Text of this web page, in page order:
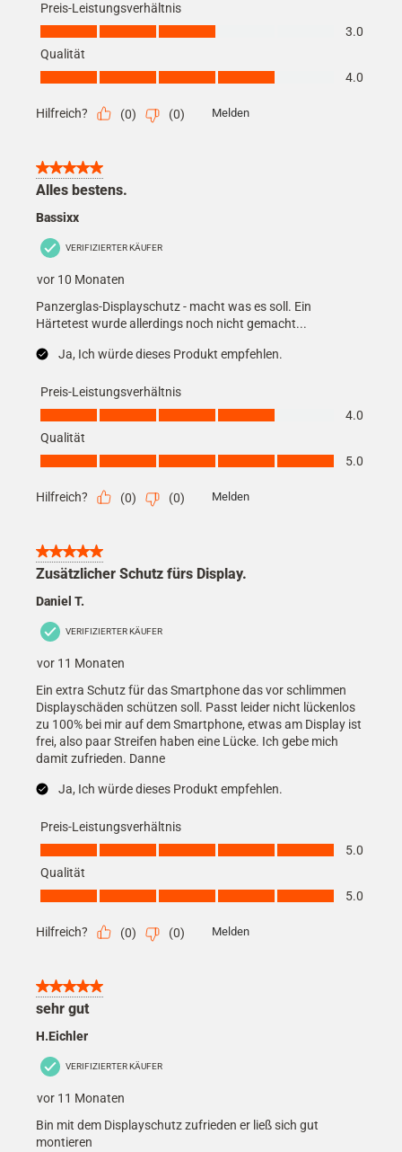
Preis-Leistungsverhältnis
Preis-Leistungsverhältnis, 3.0 von 5
3.0
Qualität
Qualität, 4.0 von 5
4.0
Hilfreich? (0) (0) Melden
5 von 5 Sternen.
Alles bestens.
Bassixx
VERIFIZIERTER KÄUFER
vor 10 Monaten
Panzerglas-Displayschutz - macht was es soll. Ein
Härtetest wurde allerdings noch nicht gemacht...
Ja, Ich würde dieses Produkt empfehlen.
Preis-Leistungsverhältnis
Preis-Leistungsverhältnis, 4.0 von 5
4.0
Qualität
Qualität, 5.0 von 5
5.0
Hilfreich? (0) (0) Melden
5 von 5 Sternen.
Zusätzlicher Schutz fürs Display.
Daniel T.
VERIFIZIERTER KÄUFER
vor 11 Monaten
Ein extra Schutz für das Smartphone das vor schlimmen
Displayschäden schützen soll. Passt leider nicht lückenlos
zu 100% bei mir auf dem Smartphone, etwas am Display ist
frei, also paar Streifen haben eine Lücke. Ich gebe mich
damit zufrieden. Danne
Ja, Ich würde dieses Produkt empfehlen.
Preis-Leistungsverhältnis
Preis-Leistungsverhältnis, 5.0 von 5
5.0
Qualität
Qualität, 5.0 von 5
5.0
Hilfreich? (0) (0) Melden
5 von 5 Sternen.
sehr gut
H.Eichler
VERIFIZIERTER KÄUFER
vor 11 Monaten
Bin mit dem Displayschutz zufrieden er ließ sich gut
montieren